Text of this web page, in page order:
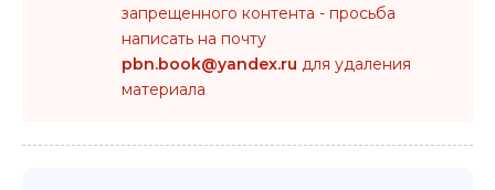
запрещенного контента - просьба
написать на почту
pbn.book@yandex.ru для удаления
материала